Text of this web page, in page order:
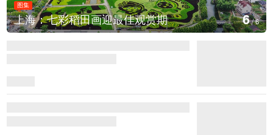
图集
厄瓜多尔总统诺沃亚会见阿根廷总统米莱
1/6